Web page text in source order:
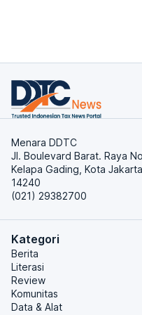
Menara DDTC
Jl. Boulevard Barat. Raya
Kelapa Gading, Kota
14240
(021) 29382700
Kategori
Berita
Literasi
Review
Komunitas
Data & Alat